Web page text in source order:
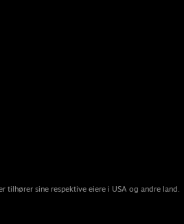
sine respektive eiere i USA og andre land.